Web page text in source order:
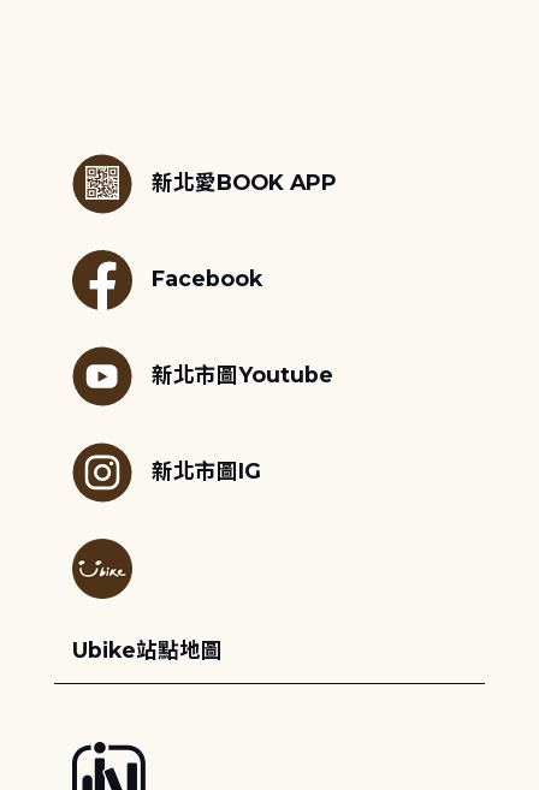
新北愛BOOK APP
Facebook
新北市圖Youtube
新北市圖IG
Ubike站點地圖